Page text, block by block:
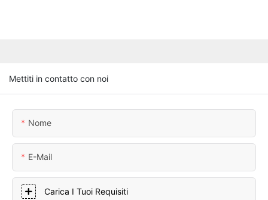
Mettiti in contatto con noi
Nome
E-Mail
Carica I Tuoi Requisiti